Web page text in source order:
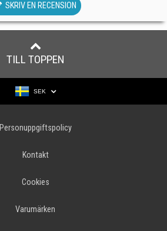
SKRIV EN RECENSION
TILL TOPPEN
SEK
Personuppgiftspolicy
Kontakt
Cookies
Varumärken